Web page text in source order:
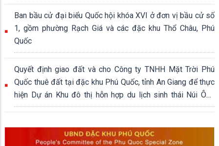
Ban bầu cử đại biểu Quốc hội khóa XVI ở đơn vị bầu cử số
1, gồm phường Rạch Giá và các đặc khu Thổ Châu, Phú
Quốc
Quyết định giao đất và cho Công ty TNHH Mặt Trời Phú
Quốc thuê đất tại đặc khu Phú Quốc, tỉnh An Giang để thực
hiện Dự án Khu đô thị hỗn hợp du lịch sinh thái Núi Ông
Quán